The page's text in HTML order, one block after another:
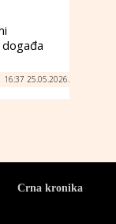
16:37 25.05.2026.
Crna kronika